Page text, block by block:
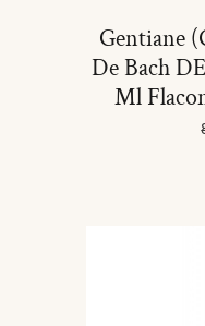
Gentiane
De Bach
Ml